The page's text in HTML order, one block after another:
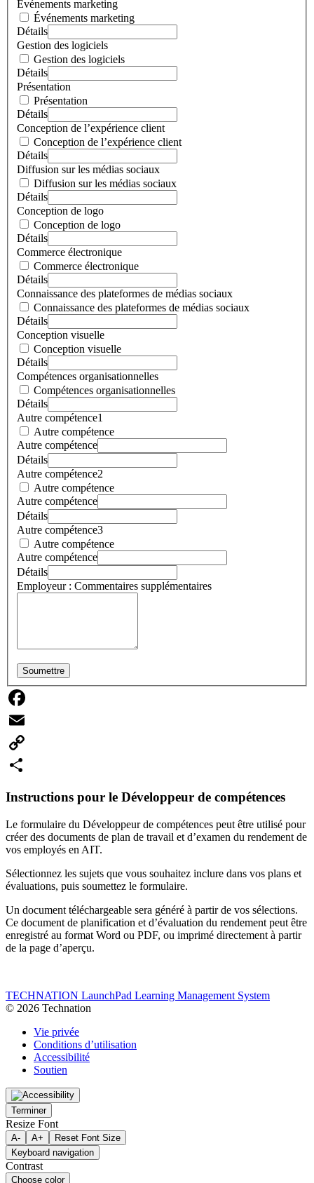
Événements marketing
Événements marketing
Détails
Gestion des logiciels
Gestion des logiciels
Détails
Présentation
Présentation
Détails
Conception de l’expérience client
Conception de l’expérience client
Détails
Diffusion sur les médias sociaux
Diffusion sur les médias sociaux
Détails
Conception de logo
Conception de logo
Détails
Commerce électronique
Commerce électronique
Détails
Connaissance des plateformes de médias sociaux
Connaissance des plateformes de médias sociaux
Détails
Conception visuelle
Conception visuelle
Détails
Compétences organisationnelles
Compétences organisationnelles
Détails
Autre compétence1
Autre compétence
Autre compétence
Détails
Autre compétence2
Autre compétence
Autre compétence
Détails
Autre compétence3
Autre compétence
Autre compétence
Détails
Employeur : Commentaires supplémentaires
Soumettre
Facebook
Email
Copy
Instructions pour le Développeur de compétences
Le formulaire du Développeur de compétences peut être utilisé pour
créer des documents de plan de travail et d’examen du rendement de
vos employés en AIT.
Sélectionnez les sujets que vous souhaitez inclure dans vos plans et
évaluations, puis soumettez le formulaire.
Un document téléchargeable sera généré à partir de vos sélections.
Ce document de planification et d’évaluation du rendement peut être
enregistré au format Word ou PDF, ou imprimé directement à partir
de la page d’aperçu.
TECHNATION LaunchPad Learning Management System
© 2026 Technation
Vie privée
Conditions d’utilisation
Accessibilité
Soutien
Terminer
Resize Font
A- A+
Reset Font Size
Keyboard navigation
Contrast
Choose color